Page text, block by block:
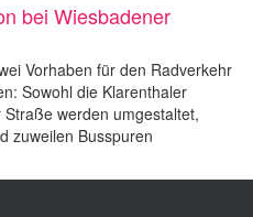
bei Wiesbadener
Vorhaben für den Radverkehr
Sowohl die Klarenthaler
werden umgestaltet,
zuweilen Busspuren